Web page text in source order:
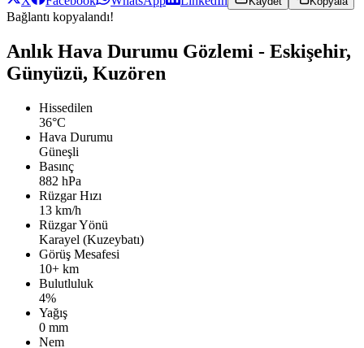
Bağlantı kopyalandı!
Anlık Hava Durumu Gözlemi - Eskişehir,
Günyüzü, Kuzören
Hissedilen
36°C
Hava Durumu
Güneşli
Basınç
882 hPa
Rüzgar Hızı
13 km/h
Rüzgar Yönü
Karayel (Kuzeybatı)
Görüş Mesafesi
10+ km
Bulutluluk
4%
Yağış
0 mm
Nem